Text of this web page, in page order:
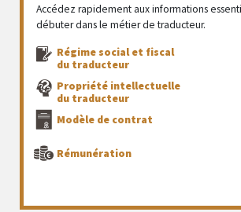
Accédez rapidement aux informations
débuter dans le métier de traducteur.
Régime social et fiscal
du traducteur
Propriété intellectuelle
du traducteur
Modèle de contrat
Rémunération